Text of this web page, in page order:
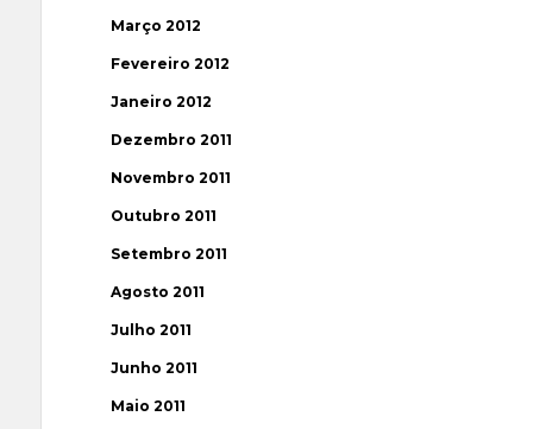
Março 2012
Fevereiro 2012
Janeiro 2012
Dezembro 2011
Novembro 2011
Outubro 2011
Setembro 2011
Agosto 2011
Julho 2011
Junho 2011
Maio 2011